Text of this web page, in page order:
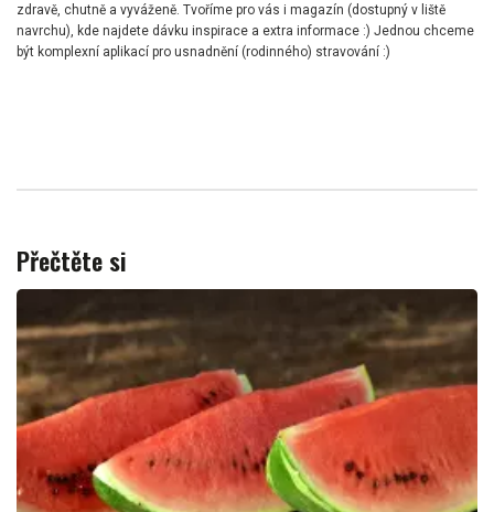
zdravě, chutně a vyváženě. Tvoříme pro vás i magazín (dostupný v liště
navrchu), kde najdete dávku inspirace a extra informace :) Jednou chceme
být komplexní aplikací pro usnadnění (rodinného) stravování :)
Přečtěte si